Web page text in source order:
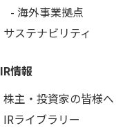
海外事業拠点
サステナビリティ
IR情報
株主・投資家の皆様へ
IRライブラリー